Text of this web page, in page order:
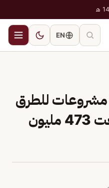
EN
أمير عسير يُدشّن 9 مشروعات للطرق
بالمنطقة بتكلفة بلغت 473 مليون